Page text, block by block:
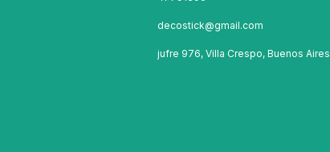
decostick@gmail.com
jufre 976, Villa Crespo, Buenos Aires